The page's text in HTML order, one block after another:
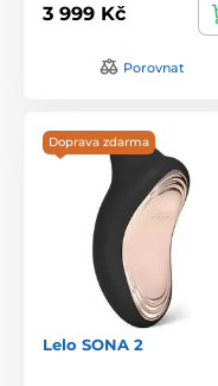
3 999 Kč
Porovnat
Doprava zdarma
Lelo SONA 2